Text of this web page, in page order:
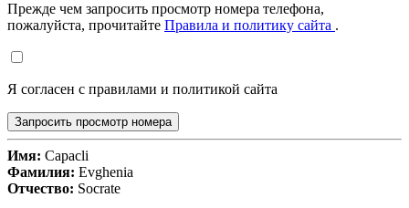
Прежде чем запросить просмотр номера телефона,
пожалуйста, прочитайте Правила и политику сайта .
Я согласен с правилами и политикой сайта
Запросить просмотр номера
Имя: Capacli
Фамилия: Evghenia
Отчество: Socrate